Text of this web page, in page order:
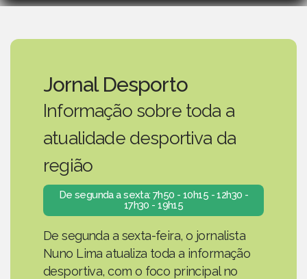
Jornal Desporto
Informação sobre toda a
atualidade desportiva da
região
De segunda a sexta: 7h50 - 10h15 - 12h30 -
17h30 - 19h15
De segunda a sexta-feira, o jornalista
Nuno Lima atualiza toda a informação
desportiva, com o foco principal no